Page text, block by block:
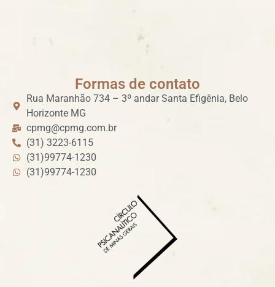
Formas de contato
Rua Maranhão 734 – 3º andar Santa Efigênia, Belo
Horizonte MG
cpmg@cpmg.com.br
(31) 3223-6115
(31)99774-1230
(31)99774-1230